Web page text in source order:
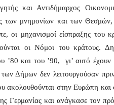
και Αντιδήμαρχος
των μνημονίων και των
οι μηχανισμοί είσπραξης του
οι Νόμοι του κράτους.
’80 και του ’90, γι’ αυτό
Δήμων δεν λειτουργούσαν
ακολουθούνται στην Ευρώπη και
Γερμανίας και ανάγκασε τον